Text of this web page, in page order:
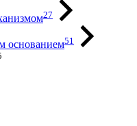
27
основанием51